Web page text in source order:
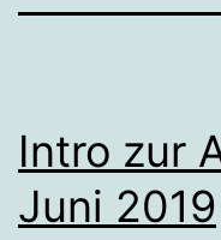
Intro zur
Juni 2019